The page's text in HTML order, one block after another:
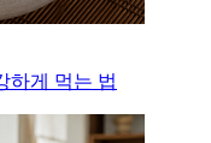
하게 먹는 법